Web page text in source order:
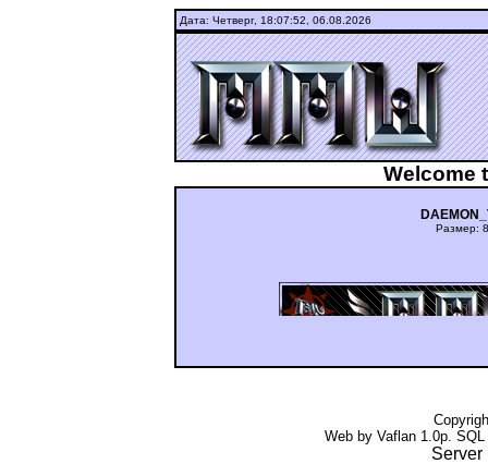
Дата: Четверг, 18:07:52, 06.08.2026
Welcome
Размер:
Web by Vaflan 1.0p.
Server